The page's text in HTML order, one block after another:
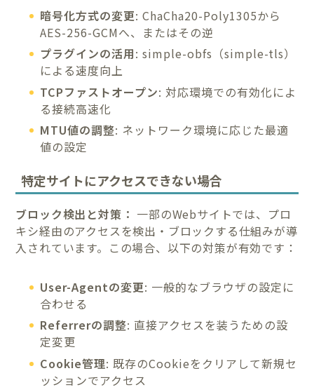
暗号化方式の変更: ChaCha20-Poly1305から
AES-256-GCMへ、またはその逆
プラグインの活用: simple-obfs（simple-tls）
による速度向上
TCPファストオープン: 対応環境での有効化によ
る接続高速化
MTU値の調整: ネットワーク環境に応じた最適
値の設定
特定サイトにアクセスできない場合
ブロック検出と対策： 一部のWebサイトでは、プロ
キシ経由のアクセスを検出・ブロックする仕組みが導
入されています。この場合、以下の対策が有効です：
User-Agentの変更: 一般的なブラウザの設定に
合わせる
Referrerの調整: 直接アクセスを装うための設
定変更
Cookie管理: 既存のCookieをクリアして新規セ
ッションでアクセス